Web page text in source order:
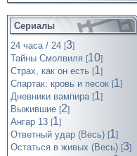
Сериалы
24 часа / 24 [3]
Тайны Смолвиля [10]
Страх, как он есть [1]
Спартак: кровь и песок [1]
Дневники вампира [1]
Выжившие [2]
Ангар 13 [1]
Ответный удар (Весь) [1]
Остаться в живых (Весь) [3]